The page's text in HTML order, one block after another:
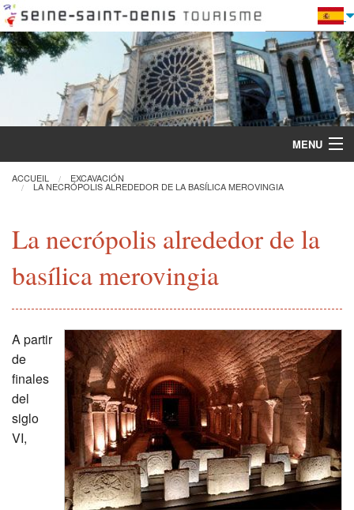
MENU
Visitas y actividades
Restauración
Excavación
CMN
ACCUEIL EXCAVACIÓN
LA NECRÓPOLIS ALREDEDOR DE LA BASÍLICA MEROVINGIA
La necrópolis alrededor de la
basílica merovingia
A partir
de
finales
del
siglo
VI,